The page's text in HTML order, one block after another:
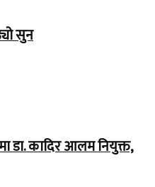
सुन
डा. कादिर आलम नियुक्त,